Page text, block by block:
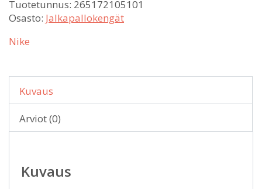
Tuotetunnus: 265172105101
Osasto: Jalkapallokengät
Nike
Kuvaus
Arviot (0)
Kuvaus